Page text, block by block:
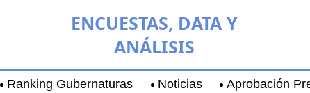
ENCUESTAS, DATA Y
ANÁLISIS
Ranking Gubernaturas Noticias Aprobación